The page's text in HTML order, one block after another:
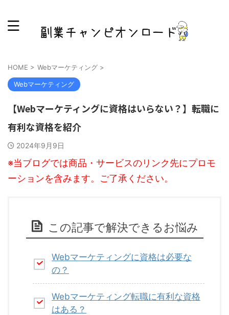
HOME > Webマーケティング >
Webマーケティング
【Webマーケティングに資格はいらない？】転職に
有利な資格を紹介
2024年9月9日
※当ブログでは商品・サービスのリンク先にプロモ
ーションを含みます。ご了承ください。
この記事で解決できるお悩み
Webマーケティングに資格は必要な
の？
Webマーケティング転職に有利な資格
はある？